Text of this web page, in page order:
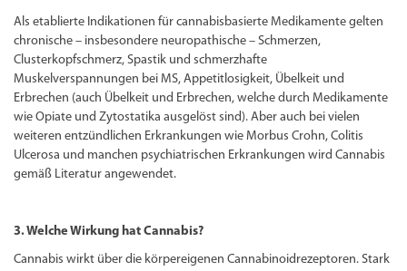
Als etablierte Indikationen für cannabisbasierte Medikamente gelten
chronische – insbesondere neuropathische – Schmerzen,
Clusterkopfschmerz, Spastik und schmerzhafte
Muskelverspannungen bei MS, Appetitlosigkeit, Übelkeit und
Erbrechen (auch Übelkeit und Erbrechen, welche durch Medikamente
wie Opiate und Zytostatika ausgelöst sind). Aber auch bei vielen
weiteren entzündlichen Erkrankungen wie Morbus Crohn, Colitis
Ulcerosa und manchen psychiatrischen Erkrankungen wird Cannabis
gemäß Literatur angewendet.
3. Welche Wirkung hat Cannabis?
Cannabis wirkt über die körpereigenen Cannabinoidrezeptoren. Stark